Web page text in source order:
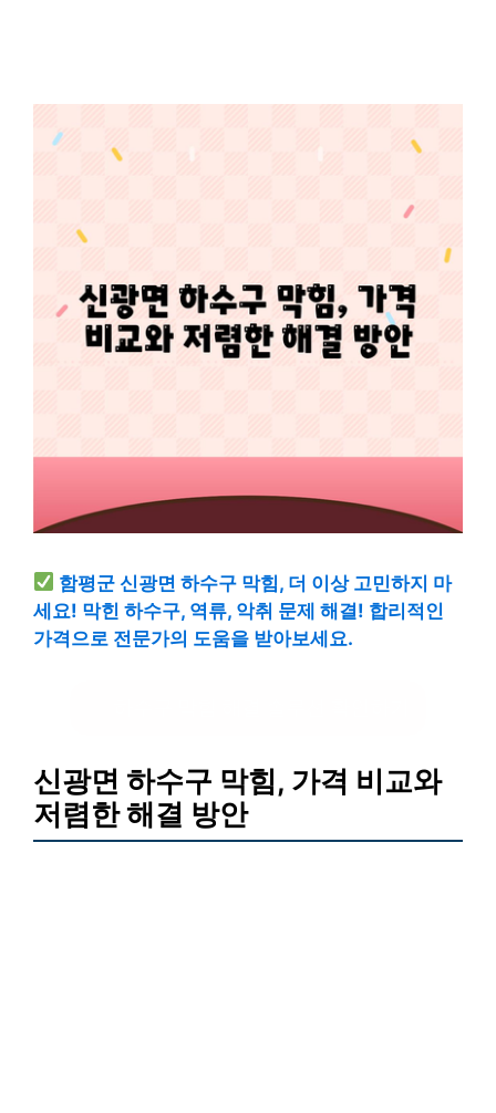
함평군 신광면 하수구 막힘, 더 이상 고민하지 마
세요! 막힌 하수구, 역류, 악취 문제 해결! 합리적인
가격으로 전문가의 도움을 받아보세요.
신광면 하수구 막힘, 가격 비교와
저렴한 해결 방안